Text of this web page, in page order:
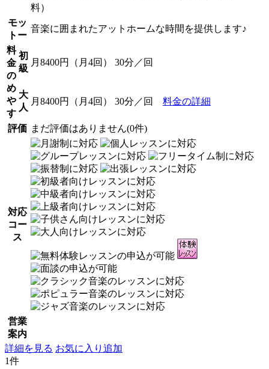
料）
モッ
トー
音楽に囲まれたアットホームな時間を提供します♪
料
金
の
め
や
す
初
級
月8400円（月4回） 30分／回
大
人
月8400円（月4回） 30分／回 料金の詳細
評価 まだ評価はありません(0件)
対応
コー
ス
営業
案内
詳細を見る お気に入り追加
1件